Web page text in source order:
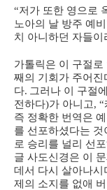
“저가 또한 영으로
노아의 날 방주 예
치 아니하던 자들이
가톨릭은 이 구절
째의 기회가 주어
다. 그러나 이 구절
전하다)가 아니고, “
즉 정확한 번역은
를 선포하셨다는 것
로 승리를 널리 선
글 사도신경은 이
데서 다시 살아나시
제의 소지를 없애